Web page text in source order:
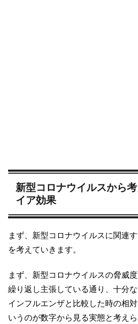
新型コロナウイルスから
イア効果
まず、新型コロナウイルスに関連
を考えていきます。
まず、新型コロナウイルスの脅威
繰り返し主張している通り、十分
インフルエンザと比較した時の相
いうのが数字から見る実態と考えら